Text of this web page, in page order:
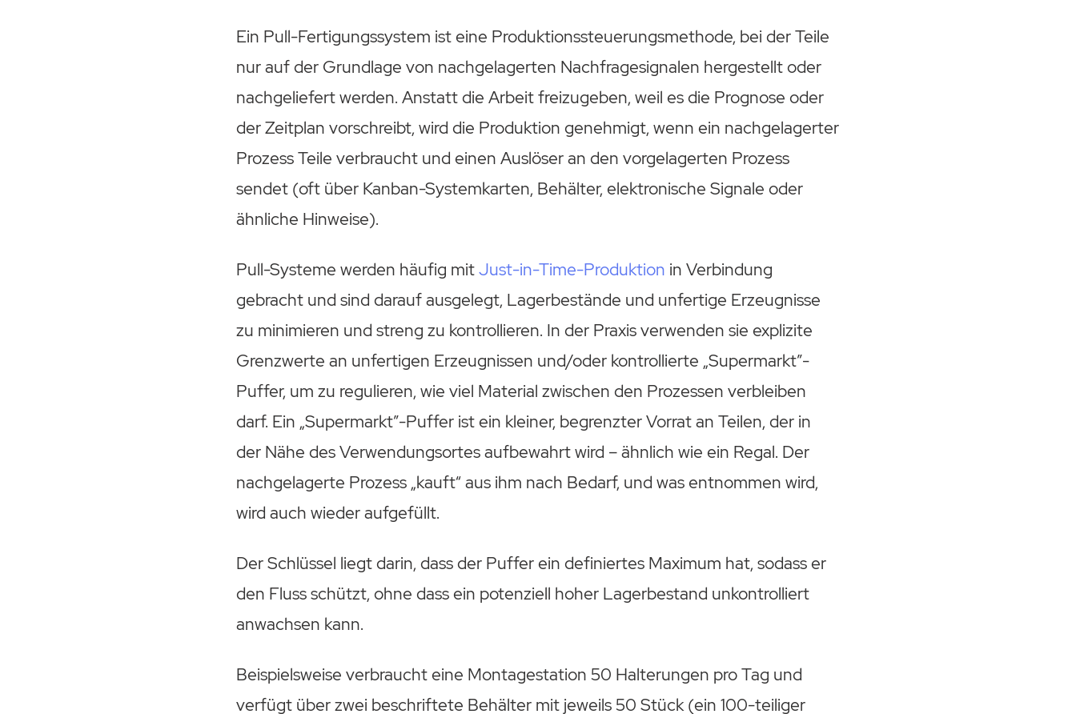
Ein Pull-Fertigungssystem ist eine Produktionssteuerungsmethode, bei der Teile
nur auf der Grundlage von nachgelagerten Nachfragesignalen hergestellt oder
nachgeliefert werden. Anstatt die Arbeit freizugeben, weil es die Prognose oder
der Zeitplan vorschreibt, wird die Produktion genehmigt, wenn ein nachgelagerter
Prozess Teile verbraucht und einen Auslöser an den vorgelagerten Prozess
sendet (oft über Kanban-Systemkarten, Behälter, elektronische Signale oder
ähnliche Hinweise).
Pull-Systeme werden häufig mitJust-in-Time-Produktion in Verbindung
gebracht und sind darauf ausgelegt, Lagerbestände und unfertige Erzeugnisse
zu minimieren und streng zu kontrollieren. In der Praxis verwenden sie explizite
Grenzwerte an unfertigen Erzeugnissen und/oder kontrollierte „Supermarkt”-
Puffer, um zu regulieren, wie viel Material zwischen den Prozessen verbleiben
darf. Ein „Supermarkt”-Puffer ist ein kleiner, begrenzter Vorrat an Teilen, der in
der Nähe des Verwendungsortes aufbewahrt wird – ähnlich wie ein Regal. Der
nachgelagerte Prozess „kauft“ aus ihm nach Bedarf, und was entnommen wird,
wird auch wieder aufgefüllt.
Der Schlüssel liegt darin, dass der Puffer ein definiertes Maximum hat, sodass er
den Fluss schützt, ohne dass ein potenziell hoher Lagerbestand unkontrolliert
anwachsen kann.
Beispielsweise verbraucht eine Montagestation 50 Halterungen pro Tag und
verfügt über zwei beschriftete Behälter mit jeweils 50 Stück (ein 100-teiliger